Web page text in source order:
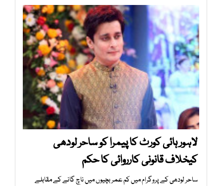
لاہور ہائی کورٹ کا پیمرا کو ساحر لودھی
کیخلاف قانونی کارروائی کا حکم
ساحر لودھی کے پروگرام میں کم عمر بچیوں میں ناچ گانے کے مقابلے